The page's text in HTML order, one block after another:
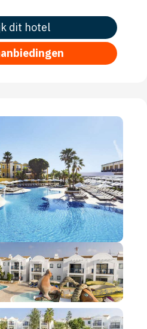
dit hotel